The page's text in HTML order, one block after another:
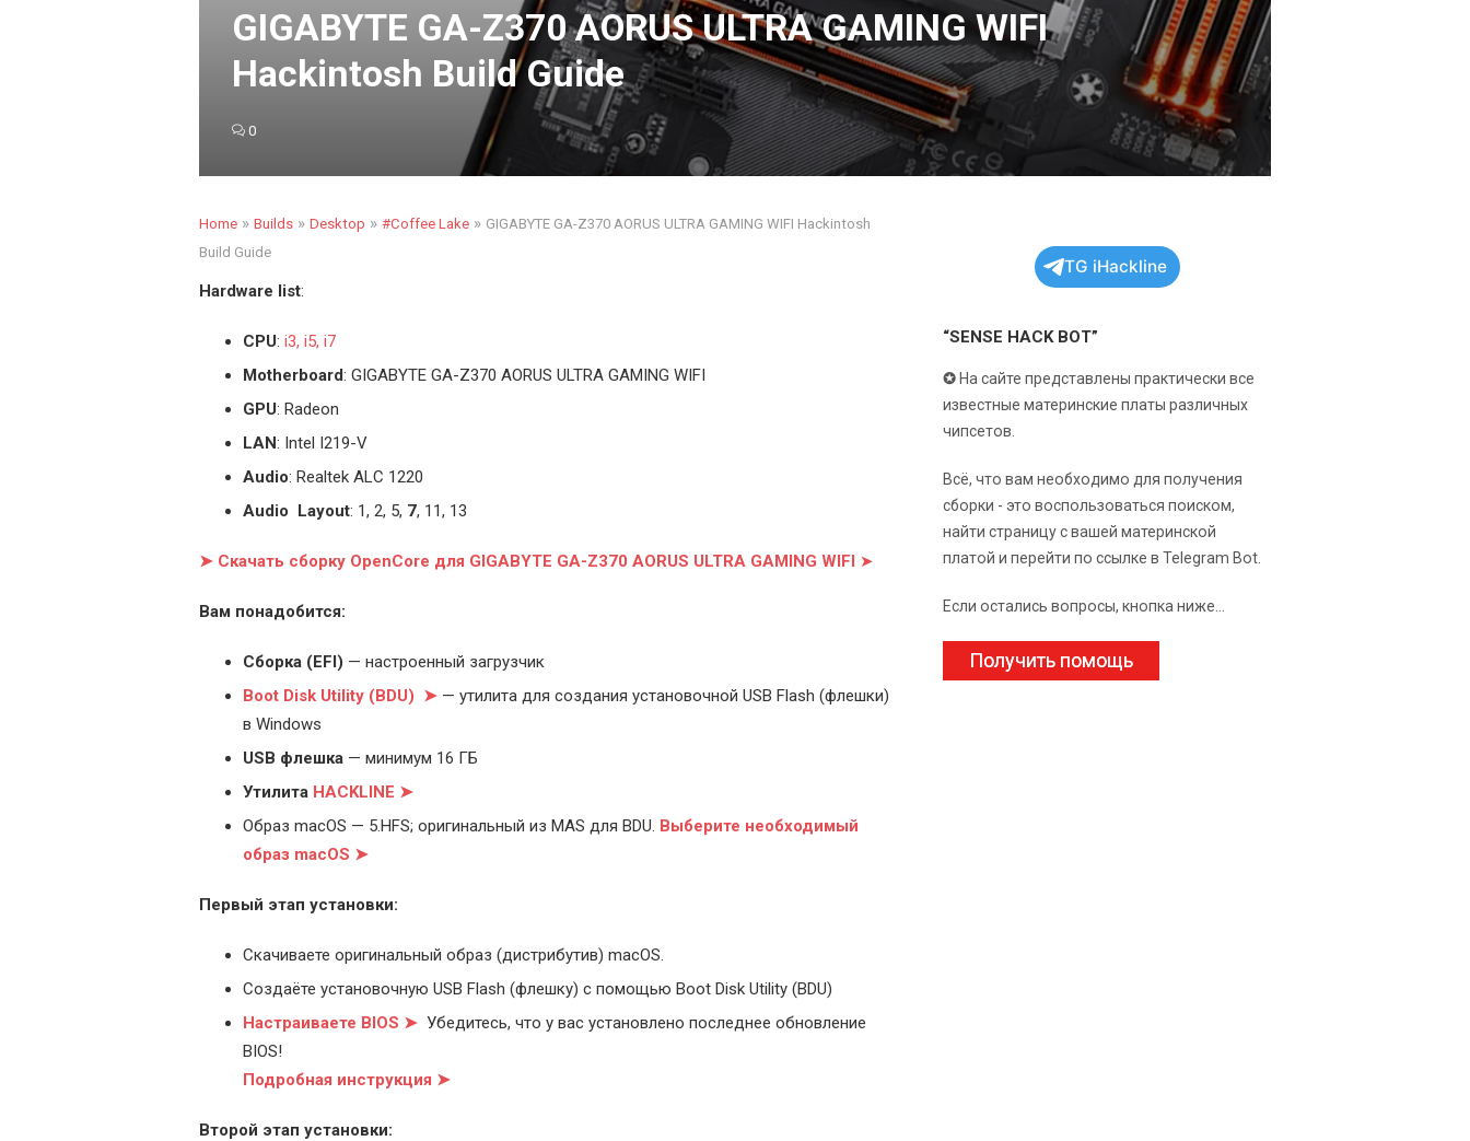
GIGABYTE GA-Z370 AORUS ULTRA GAMING WIFI
Hackintosh Build Guide
0
Home » Builds » Desktop » #Coffee Lake » GIGABYTE GA-Z370 AORUS ULTRA GAMING WIFI Hackintosh
Build Guide
Hardware list:
CPU: i3, i5, i7
Motherboard: GIGABYTE GA-Z370 AORUS ULTRA GAMING WIFI
GPU: Radeon
LAN: Intel I219-V
Audio: Realtek ALC 1220
Audio Layout: 1, 2, 5, 7, 11, 13
➤ Скачать сборку OpenCore для GIGABYTE GA-Z370 AORUS ULTRA GAMING WIFI ➤
Вам понадобится:
Cборка (EFI) — настроенный загрузчик
Boot Disk Utility (BDU) ➤ — утилита для создания установочной USB Flash (флешки)
в Windows
USB флешка — минимум 16 ГБ
Утилита HACKLINE ➤
Образ macOS — 5.HFS; оригинальный из MAS для BDU. Выберите необходимый
образ macOS ➤
Первый этап установки:
Скачиваете оригинальный образ (дистрибутив) macOS.
Создаёте установочную USB Flash (флешку) с помощью Boot Disk Utility (BDU)
Настраиваете BIOS ➤ Убедитесь, что у вас установлено последнее обновление
BIOS!
Подробная инструкция ➤
Второй этап установки:
TG iHackline
“SENSE HACK BOT”
✪ На сайте представлены практически все
известные материнские платы различных
чипсетов.
Всё, что вам необходимо для получения
сборки - это воспользоваться поиском,
найти страницу с вашей материнской
платой и перейти по ссылке в Telegram Bot.
Если остались вопросы, кнопка ниже...
Получить помощь